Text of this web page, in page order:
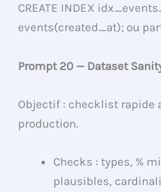
CREATE INDEX
events(created_at); ou
Prompt 20 — Dataset
Objectif : checklist rapide
production.
Checks : types, %
plausibles,